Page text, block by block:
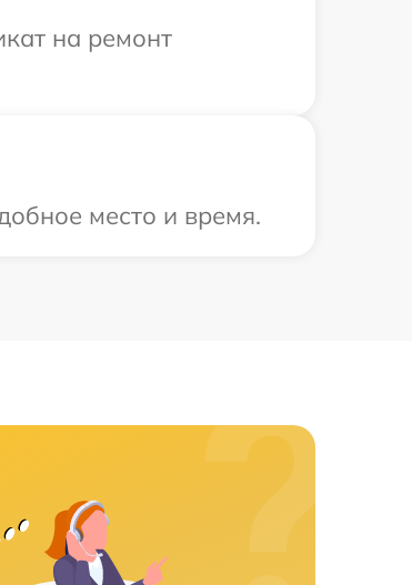
на ремонт
место и время.